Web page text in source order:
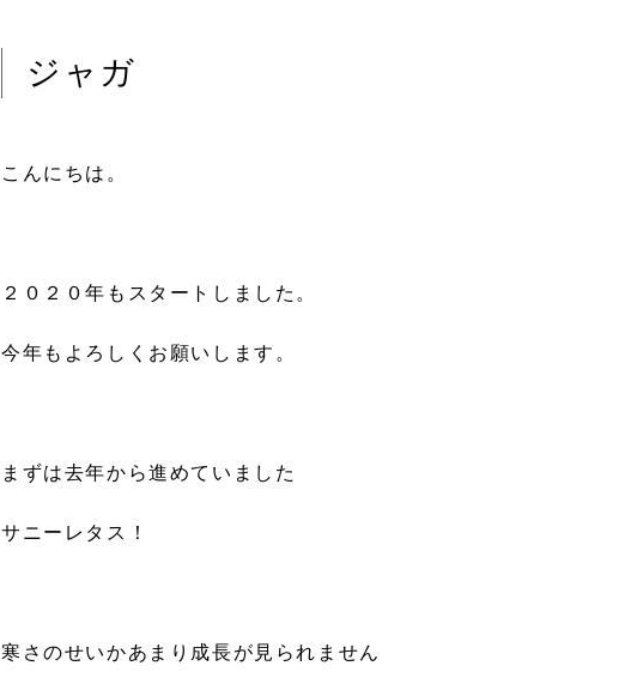
ジャガ
こんにちは。
２０２０年もスタートしました。
今年もよろしくお願いします。
まずは去年から進めていました
サニーレタス！
寒さのせいかあまり成長が見られません